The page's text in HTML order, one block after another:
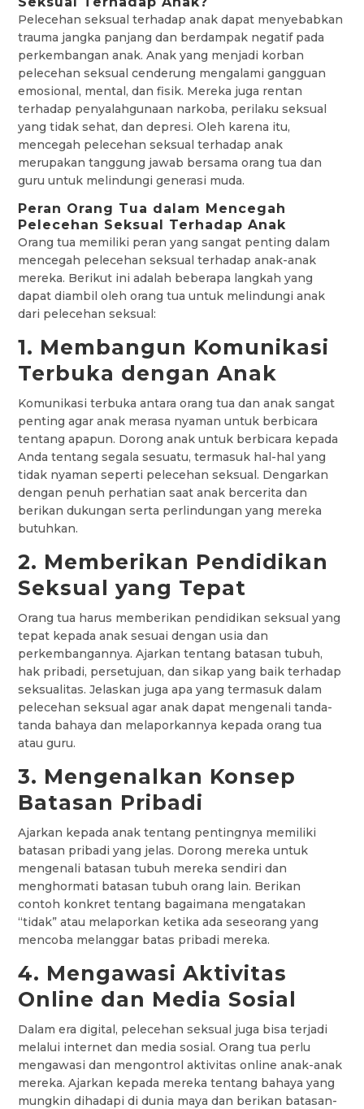
Pelecehan seksual terhadap anak dapat menyebabkan
trauma jangka panjang dan berdampak negatif pada
perkembangan anak. Anak yang menjadi korban
pelecehan seksual cenderung mengalami gangguan
emosional, mental, dan fisik. Mereka juga rentan
terhadap penyalahgunaan narkoba, perilaku seksual
yang tidak sehat, dan depresi. Oleh karena itu,
mencegah pelecehan seksual terhadap anak
merupakan tanggung jawab bersama orang tua dan
guru untuk melindungi generasi muda.
Peran Orang Tua dalam Mencegah
Pelecehan Seksual Terhadap Anak
Orang tua memiliki peran yang sangat penting dalam
mencegah pelecehan seksual terhadap anak-anak
mereka. Berikut ini adalah beberapa langkah yang
dapat diambil oleh orang tua untuk melindungi anak
dari pelecehan seksual:
1. Membangun Komunikasi
Terbuka dengan Anak
Komunikasi terbuka antara orang tua dan anak sangat
penting agar anak merasa nyaman untuk berbicara
tentang apapun. Dorong anak untuk berbicara kepada
Anda tentang segala sesuatu, termasuk hal-hal yang
tidak nyaman seperti pelecehan seksual. Dengarkan
dengan penuh perhatian saat anak bercerita dan
berikan dukungan serta perlindungan yang mereka
butuhkan.
2. Memberikan Pendidikan
Seksual yang Tepat
Orang tua harus memberikan pendidikan seksual yang
tepat kepada anak sesuai dengan usia dan
perkembangannya. Ajarkan tentang batasan tubuh,
hak pribadi, persetujuan, dan sikap yang baik terhadap
seksualitas. Jelaskan juga apa yang termasuk dalam
pelecehan seksual agar anak dapat mengenali tanda-
tanda bahaya dan melaporkannya kepada orang tua
atau guru.
3. Mengenalkan Konsep
Batasan Pribadi
Ajarkan kepada anak tentang pentingnya memiliki
batasan pribadi yang jelas. Dorong mereka untuk
mengenali batasan tubuh mereka sendiri dan
menghormati batasan tubuh orang lain. Berikan
contoh konkret tentang bagaimana mengatakan
“tidak” atau melaporkan ketika ada seseorang yang
mencoba melanggar batas pribadi mereka.
4. Mengawasi Aktivitas
Online dan Media Sosial
Dalam era digital, pelecehan seksual juga bisa terjadi
melalui internet dan media sosial. Orang tua perlu
mengawasi dan mengontrol aktivitas online anak-anak
mereka. Ajarkan kepada mereka tentang bahaya yang
mungkin dihadapi di dunia maya dan berikan batasan-